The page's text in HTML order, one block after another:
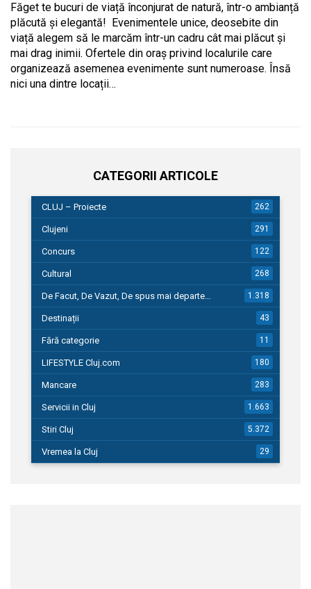
Făget te bucuri de viață înconjurat de natură, într-o ambianță
plăcută și elegantă! Evenimentele unice, deosebite din
viață alegem să le marcăm într-un cadru cât mai plăcut și
mai drag inimii. Ofertele din oraș privind localurile care
organizează asemenea evenimente sunt numeroase. Însă
nici una dintre locații…
CATEGORII ARTICOLE
CLUJ – Proiecte 262
Clujeni 291
Concurs 122
Cultural 268
De Facut, De Vazut, De spus mai departe… 1.318
Destinații 43
Fără categorie 11
LIFESTYLE Cluj.com 180
Mancare 283
Servicii in Cluj 1.663
Stiri Cluj 5.372
Vremea la Cluj 29